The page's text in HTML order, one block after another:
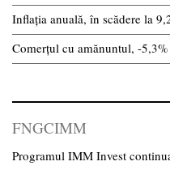
Inflația anuală, în scădere la
Comerțul cu amănuntul, -
FNGCIMM
Programul IMM Invest